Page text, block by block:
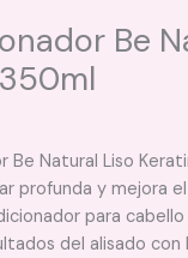
Be
Be Natural Liso
profunda y mejora
para
del alisado con